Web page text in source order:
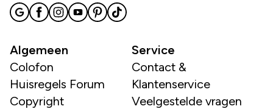
Algemeen
Colofon
Huisregels Forum
Copyright
Service
Contact &
Klantenservice
Veelgestelde vragen